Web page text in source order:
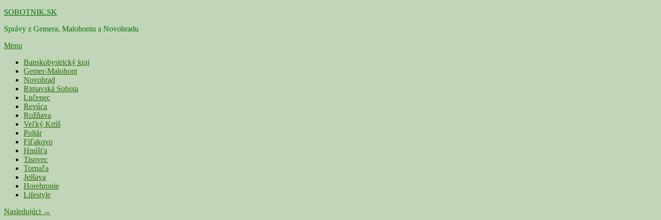
Skip
content
SOBOTNIK.SK
Správy z Gemera, Malohontu a Novohradu
Menu
Primárne
menu
Banskobystrický kraj
Gemer-Malohont
Novohrad
Rimavská Sobota
Lučenec
Revúca
Rožňava
Veľký Krtíš
Poltár
Fiľakovo
Hnúšťa
Tisovec
Tornaľa
Jelšava
Horehronie
Lifestyle
Navigácia
Nasledujúci →